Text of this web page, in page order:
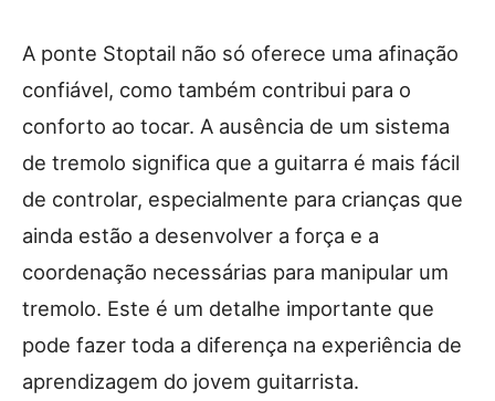
A ponte Stoptail não só oferece uma afinação
confiável, como também contribui para o
conforto ao tocar. A ausência de um sistema
de tremolo significa que a guitarra é mais fácil
de controlar, especialmente para crianças que
ainda estão a desenvolver a força e a
coordenação necessárias para manipular um
tremolo. Este é um detalhe importante que
pode fazer toda a diferença na experiência de
aprendizagem do jovem guitarrista.